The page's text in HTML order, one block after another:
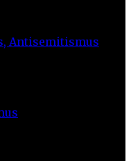
Antisemitismus